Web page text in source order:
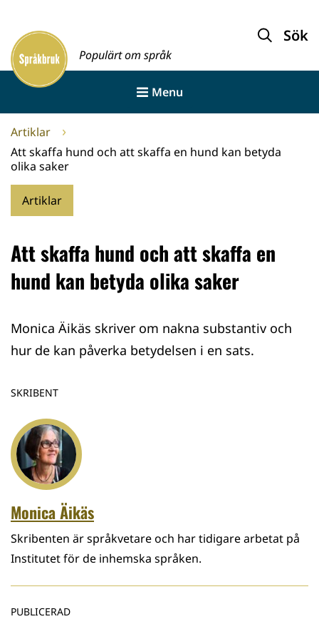
innehållet
Framsida
Populärt om språk
Sök
Menu
Artiklar
Att skaffa hund och att skaffa en hund kan betyda
olika saker
Artiklar
Att skaffa hund och att skaffa en
hund kan betyda olika saker
Monica Äikäs skriver om nakna substantiv och
hur de kan påverka betydelsen i en sats.
SKRIBENT
Monica Äikäs
Skribenten är språkvetare och har tidigare arbetat på
Institutet för de inhemska språken.
PUBLICERAD